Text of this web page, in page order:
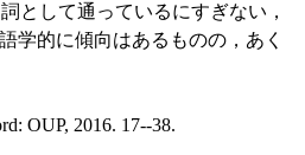
として通っているにすぎない，
学的に傾向はあるものの，あく
OUP, 2016. 17--38.